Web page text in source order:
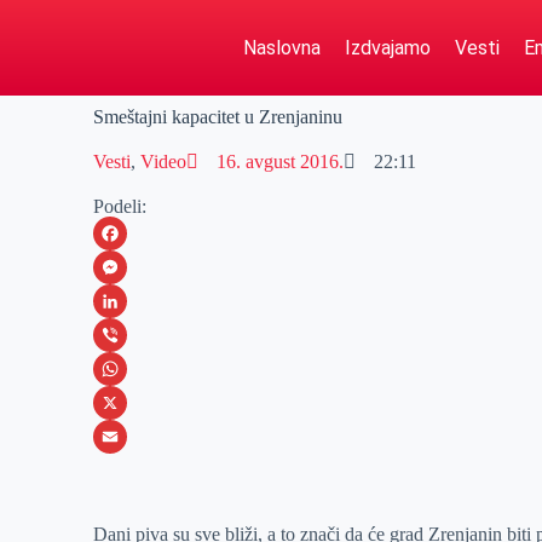
Naslovna Izdvajamo Vesti
Smeštajni kapacitet u Zrenjaninu
Vesti,Video 16. avgust 2016. 22:11
Podeli:
F
a
c
e
b
o
M
e
s
s
e
e
L
i
n
k
I
V
i
b
W
h
s
X
a
Dani piva su sve bliži, a to znači da će grad Zrenjanin